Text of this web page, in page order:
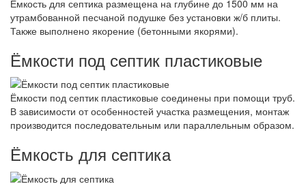
Ёмкость для септика размещена на глубине до 1500 мм на
утрамбованной песчаной подушке без установки ж/б плиты.
Также выполнено якорение (бетонными якорями).
Ёмкости под септик пластиковые
Ёмкости под септик пластиковые соединены при помощи труб.
В зависимости от особенностей участка размещения, монтаж
производится последовательным или параллельным образом.
Ёмкость для септика